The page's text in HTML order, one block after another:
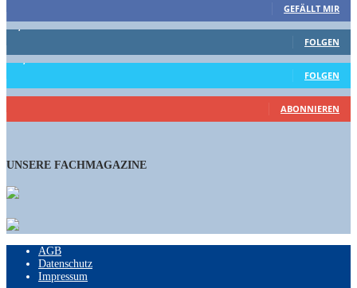
GEFÄLLT MIR
1,662 Follower
FOLGEN
15,658 Follower
FOLGEN
460 Abonnenten
ABONNIEREN
UNSERE FACHMAGAZINE
AGB
Datenschutz
Impressum